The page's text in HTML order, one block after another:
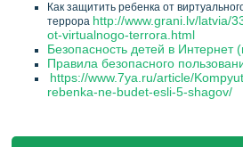
Как защитить ребенка от
террора http://www.grani.lv/latvia/
ot-virtualnogo-terrora.html
Безопасность детей в Интернет
Правила безопасного
https://www.7ya.ru/article/
rebenka-ne-budet-esli-5-shagov/